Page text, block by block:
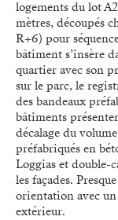
logements du lot
mètres, découpés
R+6) pour
bâtiment s’insère
quartier avec son
sur le parc, le
des bandeaux
bâtiments
décalage du
préfabriqués en
Loggias et double-
les façades.
orientation avec un
extérieur.